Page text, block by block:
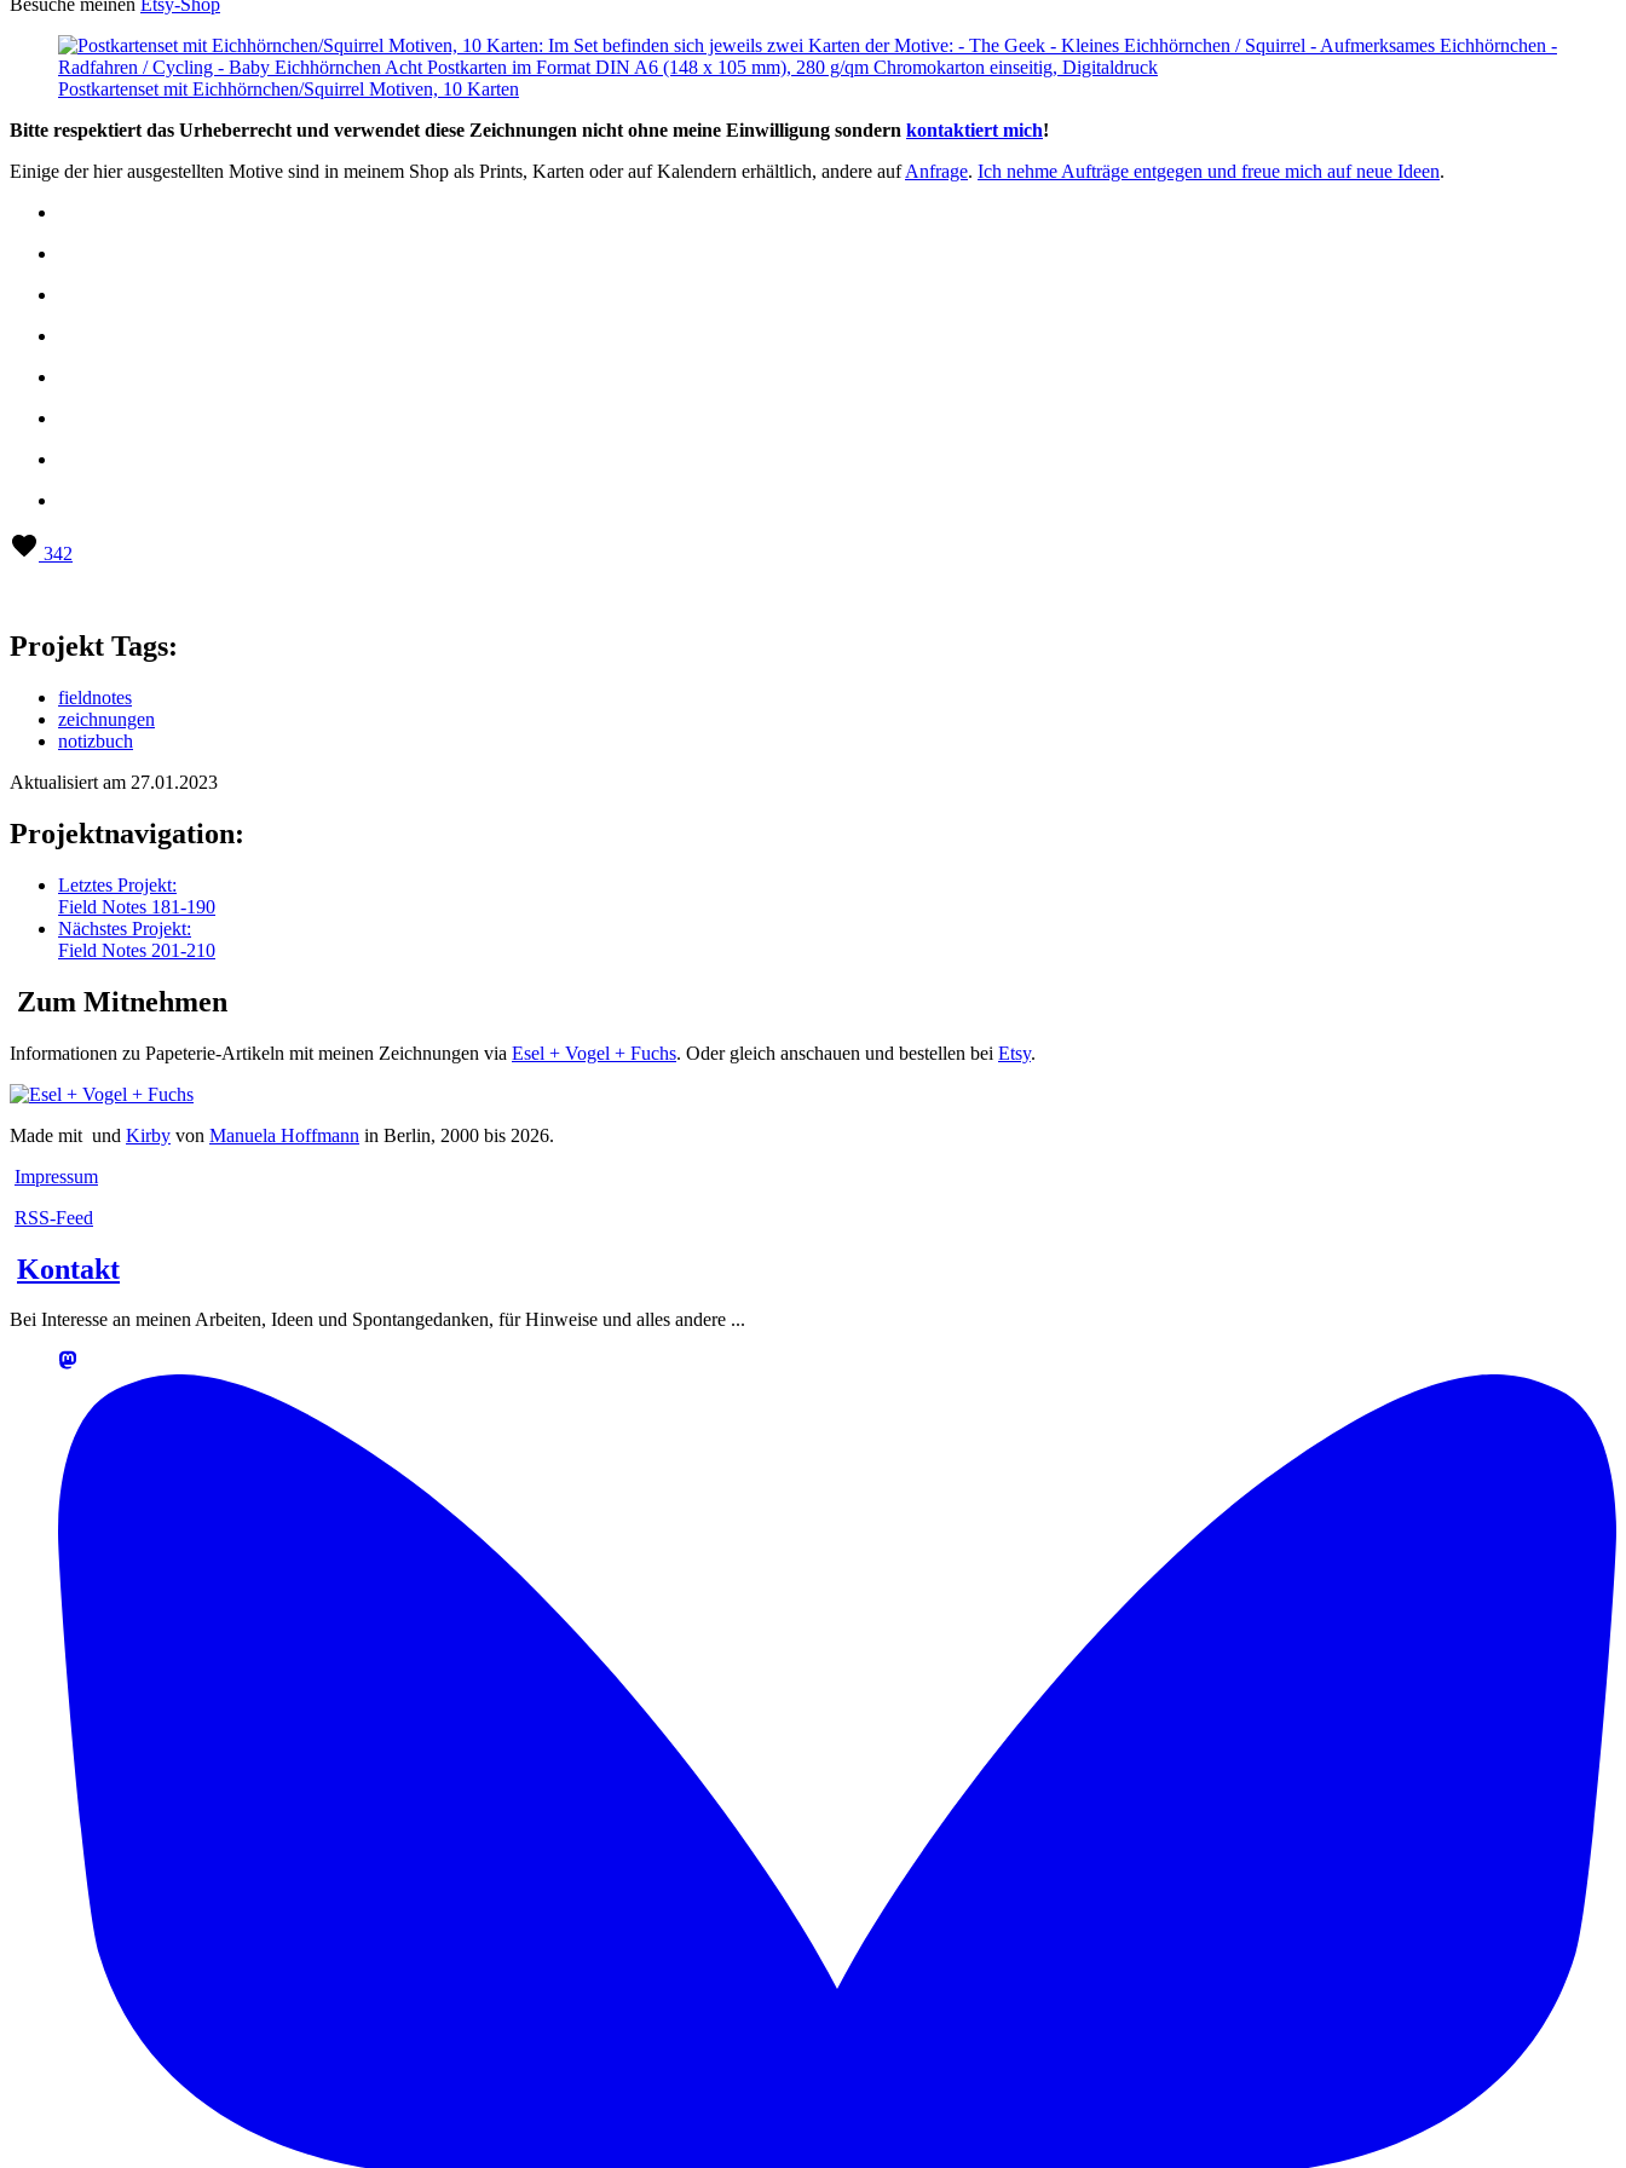
Besuche meinen Etsy-Shop
Postkartenset mit Eichhörnchen/Squirrel Motiven, 10 Karten
Bitte respektiert das Urheberrecht und verwendet diese Zeichnungen nicht ohne meine Einwilligung sondern kontaktiert mich!
Einige der hier ausgestellten Motive sind in meinem Shop als Prints, Karten oder auf Kalendern erhältlich, andere aufAnfrage. Ich nehme Aufträge entgegen und freue mich auf neue Ideen.
342
Projekt Tags:
fieldnotes
zeichnungen
notizbuch
Aktualisiert am 27.01.2023
Projektnavigation:
Letztes Projekt:
Field Notes 181-190
Nächstes Projekt:
Field Notes 201-210
Zum Mitnehmen
Informationen zu Papeterie-Artikeln mit meinen Zeichnungen via Esel + Vogel + Fuchs. Oder gleich anschauen und bestellen bei Etsy.
Made mit und Kirby von Manuela Hoffmann in Berlin, 2000 bis 2026.
Impressum
RSS-Feed
Kontakt
Bei Interesse an meinen Arbeiten, Ideen und Spontangedanken, für Hinweise und alles andere ...